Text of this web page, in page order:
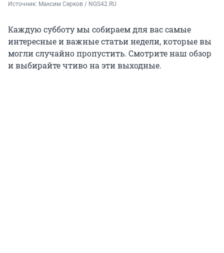
Источник: Максим Серков / NGS42.RU
Каждую субботу мы собираем для вас самые
интересные и важные статьи недели, которые вы
могли случайно пропустить. Смотрите наш обзор
и выбирайте чтиво на эти выходные.